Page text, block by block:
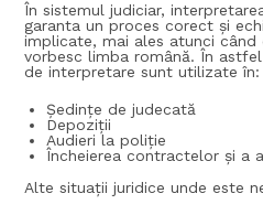
În sistemul judiciar,
garanta un proces corect și
implicate, mai ales atunci când
vorbesc limba română. În
de interpretare sunt utilizate în:
Ședințe de judecată
Depoziții
Audieri la poliție
Încheierea contractelor și a
Alte situații juridice unde este